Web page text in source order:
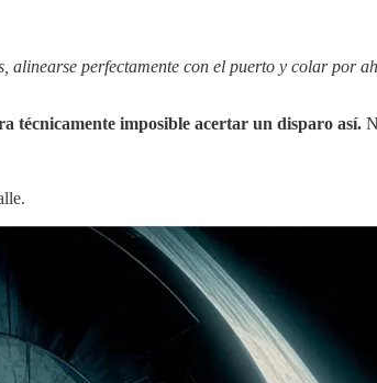
alinearse perfectamente con el puerto y colar
técnicamente imposible acertar un disparo así.